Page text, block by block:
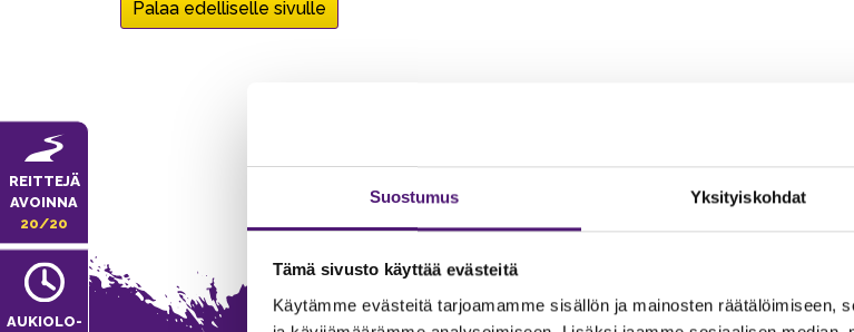
Suostumus Yksityiskohdat
Tämä sivusto käyttää evästeitä
Käytämme evästeitä tarjoamamme sisällön ja mainosten räätälöimiseen,
REITTEJÄ
AVOINNA
20/20
AUKIOLO­
Palaa edelliselle sivulle